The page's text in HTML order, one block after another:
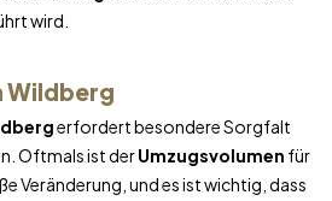
wird.
Wildberg
erfordert besondere Sorgfalt
Oftmals ist derUmzugsvolumen für
Veränderung, und es ist wichtig, dass